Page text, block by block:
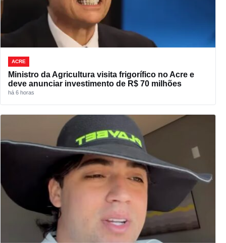
ACRE
Ministro da Agricultura visita frigorífico no Acre e
deve anunciar investimento de R$ 70 milhões
há 6 horas